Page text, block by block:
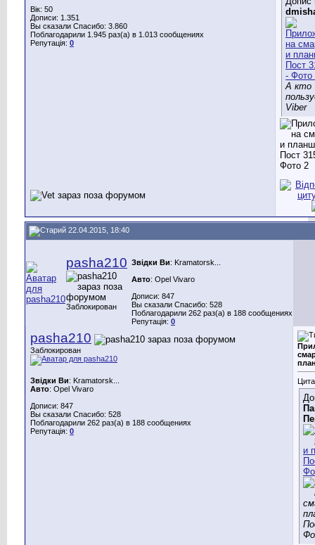
Вік: 50
Дописи: 1.351
Вы сказали Спасибо: 3.860
Поблагодарили 1.945 раз(а) в 1.013 сообщениях
Репутація: 0
А кто
Viber
22.04.2015, 18:40
pasha210
Заблокирован
Звідки Ви: Kramatorsk...
Авто: Opel Vivaro
Дописи: 847
Вы сказали Спасибо: 528
Поблагодарили 262 раз(а) в 188 сообщениях
Репутація: 0
pasha210
Заблокирован
Звідки Ви: Kramatorsk...
Авто: Opel Vivaro
Дописи: 847
Вы сказали Спасибо: 528
Поблагодарили 262 раз(а) в 188 сообщениях
Репутація: 0